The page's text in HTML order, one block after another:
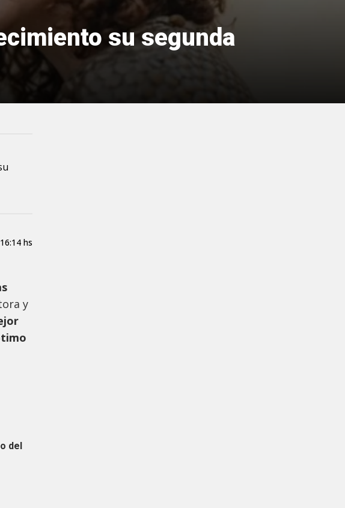
su segunda
hs
y
del